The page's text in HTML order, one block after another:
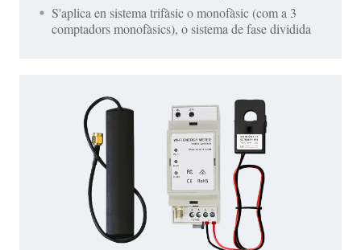
S'aplica en sistema trifàsic o monofàsic (com a 3
comptadors monofàsics), o sistema de fase dividida